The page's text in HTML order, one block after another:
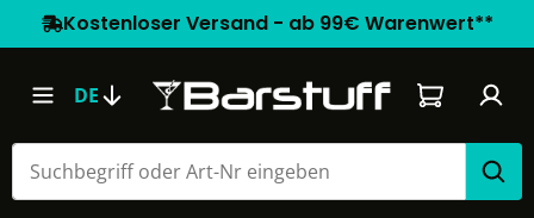
Kostenloser Versand - ab 99€ Warenwert**
DE Warenkorb